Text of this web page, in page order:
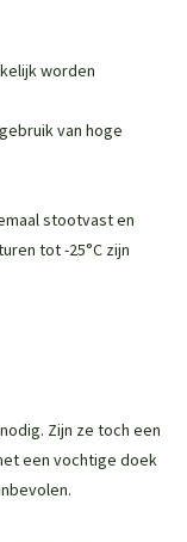
worden
van hoge
stootvast en
tot -25°C zijn
Zijn ze toch een
een vochtige doek